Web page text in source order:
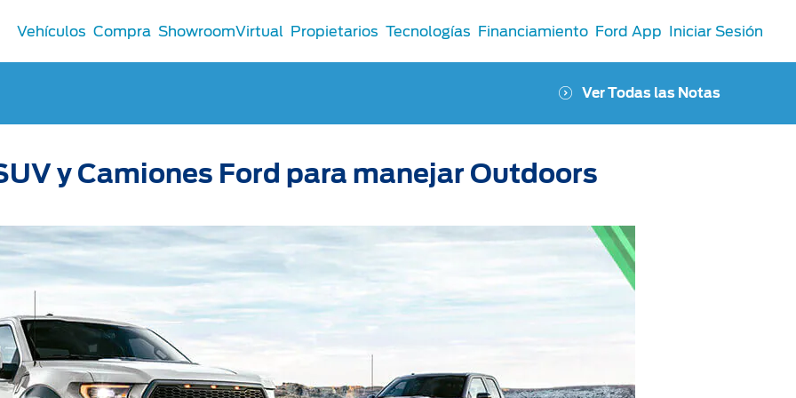
Distribuidor
Certificados
Vehículos Compra ShowroomVirtual Propietarios Tecnologías Financiamiento Ford App Iniciar Sesión
Ver Todas las Notas
y Camiones Ford para manejar Outdoors